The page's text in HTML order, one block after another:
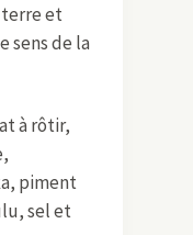
terre et
sens de la
à rôtir,
piment
sel et